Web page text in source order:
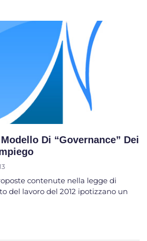
Di “governance” Dei
contenute nella legge di
del lavoro del 2012 ipotizzano un